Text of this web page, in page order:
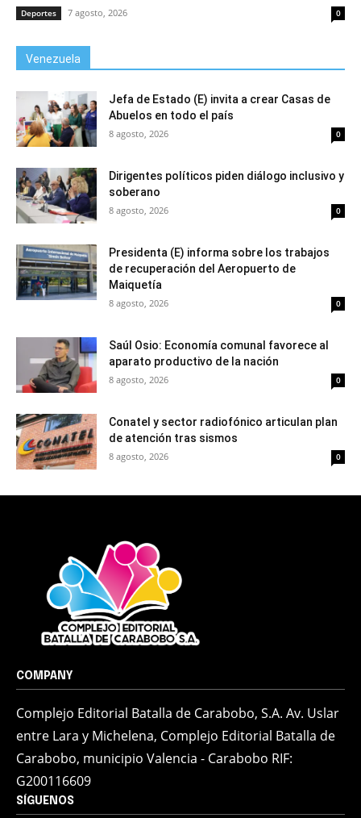
Deportes 7 agosto, 2026 0
Venezuela
Jefa de Estado (E) invita a crear Casas de
Abuelos en todo el país
8 agosto, 2026 0
Dirigentes políticos piden diálogo inclusivo y
soberano
8 agosto, 2026 0
Presidenta (E) informa sobre los trabajos
de recuperación del Aeropuerto de
Maiquetía
8 agosto, 2026 0
Saúl Osio: Economía comunal favorece al
aparato productivo de la nación
8 agosto, 2026 0
Conatel y sector radiofónico articulan plan
de atención tras sismos
8 agosto, 2026 0
COMPANY
Complejo Editorial Batalla de Carabobo, S.A. Av. Uslar
entre Lara y Michelena, Complejo Editorial Batalla de
Carabobo, municipio Valencia - Carabobo RIF:
G200116609
SÍGUENOS